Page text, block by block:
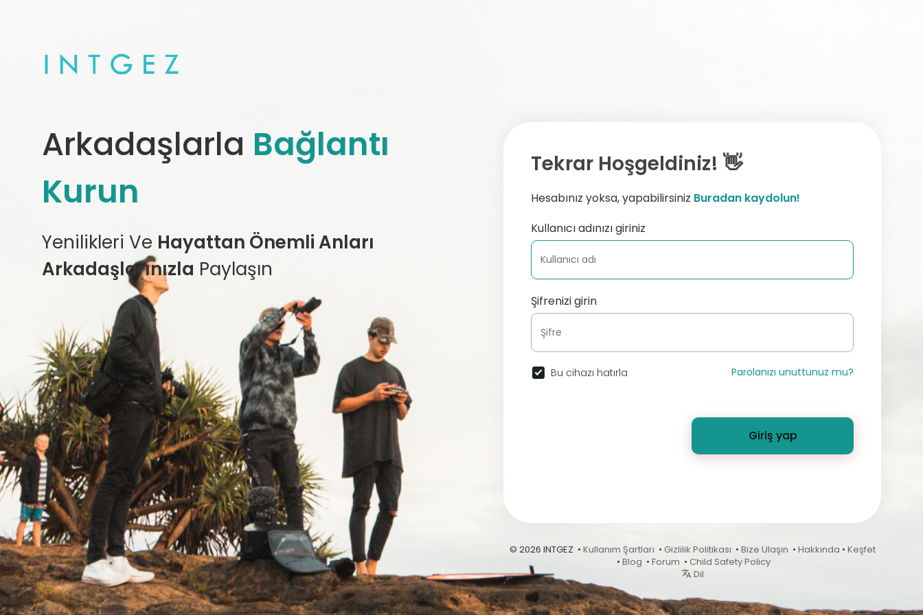
Arkadaşlarla Bağlantı
Kurun
Yenilikleri Ve Hayattan Önemli Anları
Arkadaşlarınızla Paylaşın
Tekrar Hoşgeldiniz! 👋
Hesabınız yoksa, yapabilirsiniz Buradan kaydolun!
Kullanıcı adınızı giriniz
Şifrenizi girin
Bu cihazı hatırla Parolanızı unuttunuz mu?
Giriş yap
© 2026 INTGEZ • Kullanım Şartları • Gizlilik Politikası • Bize Ulaşın • Hakkında • Keşfet
• Blog • Forum • Child Safety Policy
Dil